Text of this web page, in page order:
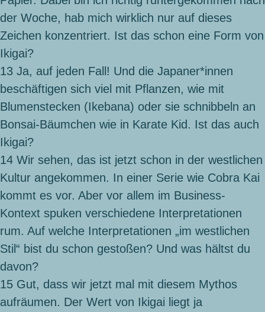
der Woche, hab mich wirklich nur auf dieses
Zeichen konzentriert. Ist das schon eine Form von
Ikigai?
13 Ja, auf jeden Fall! Und die Japaner*innen
beschäftigen sich viel mit Pflanzen, wie mit
Blumenstecken (Ikebana) oder sie schnibbeln an
Bonsai-Bäumchen wie in Karate Kid. Ist das auch
Ikigai?
14 Wir sehen, das ist jetzt schon in der westlichen
Kultur angekommen. In einer Serie wie Cobra Kai
kommt es vor. Aber vor allem im Business-
Kontext spuken verschiedene Interpretationen
rum. Auf welche Interpretationen „im westlichen
Stil“ bist du schon gestoßen? Und was hältst du
davon?
15 Gut, dass wir jetzt mal mit diesem Mythos
aufräumen. Der Wert von Ikigai liegt ja